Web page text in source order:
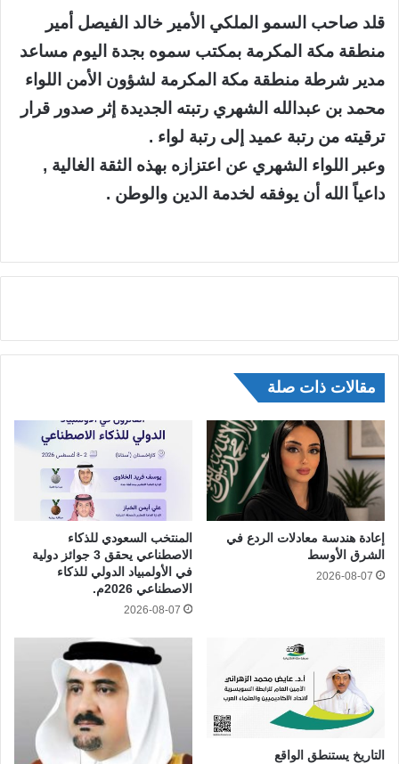
قلد صاحب السمو الملكي الأمير خالد الفيصل أمير
منطقة مكة المكرمة بمكتب سموه بجدة اليوم مساعد
مدير شرطة منطقة مكة المكرمة لشؤون الأمن اللواء
محمد بن عبدالله الشهري رتبته الجديدة إثر صدور قرار
ترقيته من رتبة عميد إلى رتبة لواء .
وعبر اللواء الشهري عن اعتزازه بهذه الثقة الغالية ,
داعياً الله أن يوفقه لخدمة الدين والوطن .
مقالات ذات صلة
إعادة هندسة معادلات الردع في
الشرق الأوسط
2026-08-07
المنتخب السعودي للذكاء
الاصطناعي يحقق 3 جوائز دولية
في الأولمبياد الدولي للذكاء
الاصطناعي 2026م.
2026-08-07
التاريخ يستنطق الواقع